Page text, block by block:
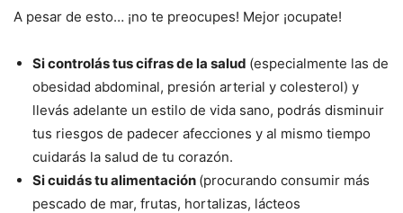
A pesar de esto… ¡no te preocupes! Mejor ¡ocupate!
Si controlás tus cifras de la salud (especialmente las de
obesidad abdominal, presión arterial y colesterol) y
llevás adelante un estilo de vida sano, podrás disminuir
tus riesgos de padecer afecciones y al mismo tiempo
cuidarás la salud de tu corazón.
Si cuidás tu alimentación (procurando consumir más
pescado de mar, frutas, hortalizas, lácteos